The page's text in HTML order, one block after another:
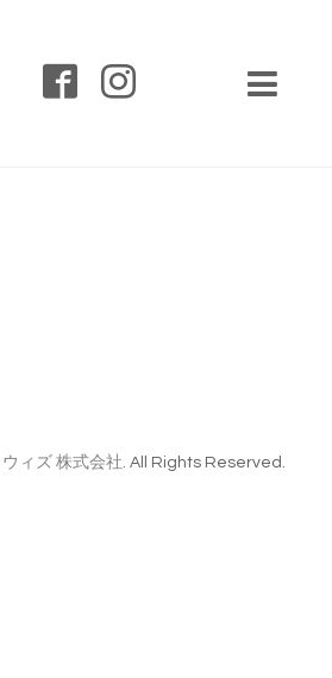
ウィズ 株式会社. All Rights Reserved.